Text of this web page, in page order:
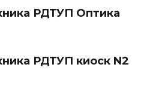
РДТУП Оптика
РДТУП киоск N2